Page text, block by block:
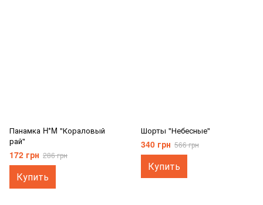
Панамка H*M "Кораловый
рай"
172 грн 286 грн
Купить
Шорты "Небесные"
340 грн 566 грн
Купить